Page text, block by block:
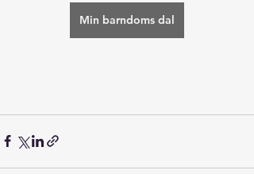
Min barndoms dal